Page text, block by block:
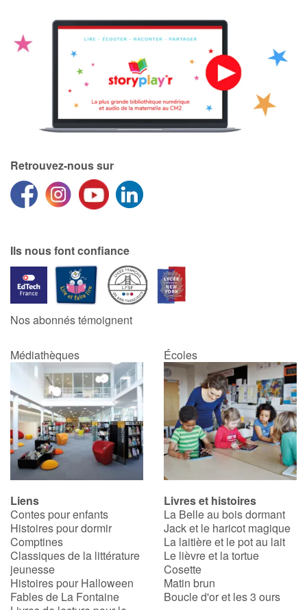
Retrouvez-nous sur
Ils nous font confiance
Nos abonnés témoignent
Médiathèques Écoles
Liens
Contes pour enfants
Histoires pour dormir
Comptines
Classiques de la littérature
jeunesse
Histoires pour Halloween
Fables de La Fontaine
Livres et histoires
La Belle au bois dormant
Jack et le haricot magique
La laitière et le pot au lait
Le lièvre et la tortue
Cosette
Matin brun
Boucle d'or et les 3 ours